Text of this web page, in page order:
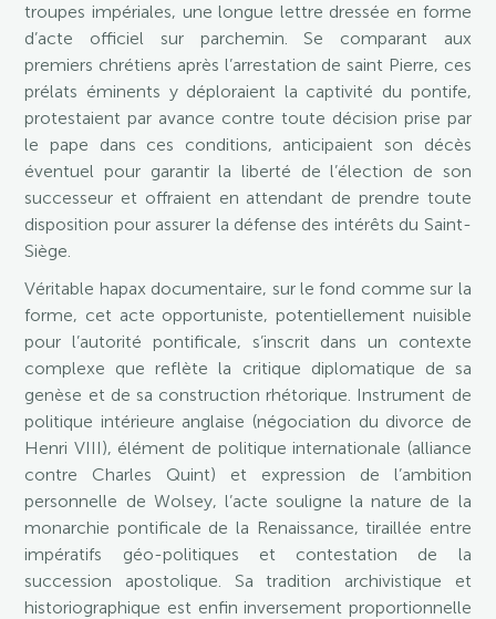
troupes impériales, une longue lettre dressée en forme
d’acte officiel sur parchemin. Se comparant aux
premiers chrétiens après l’arrestation de saint Pierre, ces
prélats éminents y déploraient la captivité du pontife,
protestaient par avance contre toute décision prise par
le pape dans ces conditions, anticipaient son décès
éventuel pour garantir la liberté de l’élection de son
successeur et offraient en attendant de prendre toute
disposition pour assurer la défense des intérêts du Saint-
Siège.
Véritable hapax documentaire, sur le fond comme sur la
forme, cet acte opportuniste, potentiellement nuisible
pour l’autorité pontificale, s’inscrit dans un contexte
complexe que reflète la critique diplomatique de sa
genèse et de sa construction rhétorique. Instrument de
politique intérieure anglaise (négociation du divorce de
Henri VIII), élément de politique internationale (alliance
contre Charles Quint) et expression de l’ambition
personnelle de Wolsey, l’acte souligne la nature de la
monarchie pontificale de la Renaissance, tiraillée entre
impératifs géo-politiques et contestation de la
succession apostolique. Sa tradition archivistique et
historiographique est enfin inversement proportionnelle